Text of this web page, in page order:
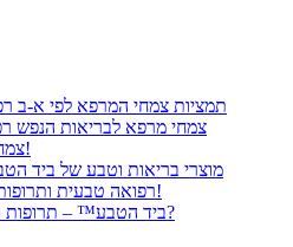
תמציות צמחי המרפא לפי א-ב
צמחי מרפא לבריאות הנפש
צמחי המרפא הנמכרים ביותר!
מוצרי בריאות וטבע של ביד
רפואה טבעית ותרופות טבעיות – מבצעי החודש!
ביד הטבע™ – תרופות טבעיות, למה זה כל כך זול?